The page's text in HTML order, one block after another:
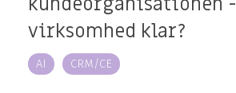
virksomhed klar?
AI CRM/CE